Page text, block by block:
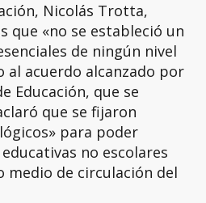
Nicolás Trotta,
que «no se estableció un
de ningún nivel
al acuerdo alcanzado por
Educación, que se
que se fijaron
para poder
no escolares
medio de circulación del